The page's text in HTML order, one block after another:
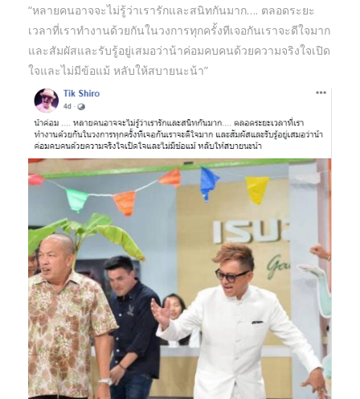
“หลายคนอาจจะไม่รู้ว่าเรารักและสนิทกันมาก…. ตลอดระยะ
เวลาที่เราทำงานด้วยกันในวงการทุกครั้งทีเจอกันเราจะดีใจมาก
และสัมผัสและรับรู้อยู่เสมอว่าน้าค่อมคบคนด้วยความจริงใจเปิด
ใจและไม่มีข้อแม้ หลับให้สบายนะน้า”